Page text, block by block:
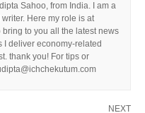
Sahoo, from India. I am a
Here my role is at
bring to you all the latest news
I deliver economy-related
thank you! For tips or
NEXT